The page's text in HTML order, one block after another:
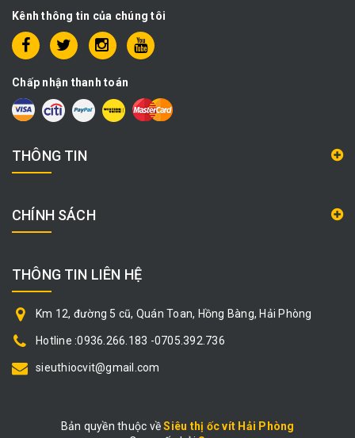
Kênh thông tin của chúng tôi
Chấp nhận thanh toán
THÔNG TIN
CHÍNH SÁCH
THÔNG TIN LIÊN HỆ
Km 12, đường 5 cũ, Quán Toan, Hồng Bàng, Hải Phòng
Hotline :0936.266.183 -0705.392.736
sieuthiocvit@gmail.com
Bản quyền thuộc vềSiêu thị ốc vít Hải Phòng